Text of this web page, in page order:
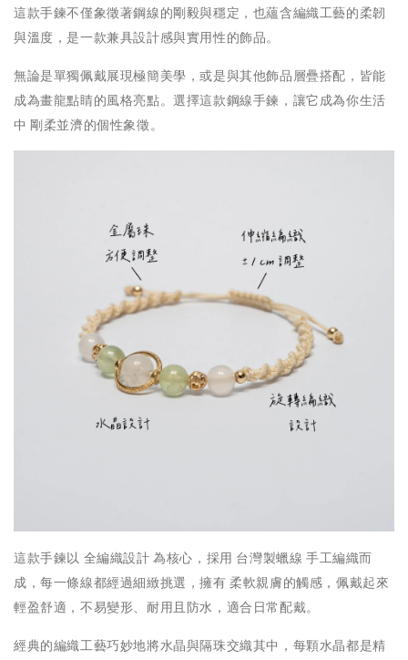
這款手鍊不僅象徵著鋼線的剛毅與穩定，也蘊含編織工藝的柔韌
與溫度，是一款兼具設計感與實用性的飾品。
無論是單獨佩戴展現極簡美學，或是與其他飾品層疊搭配，皆能
成為畫龍點睛的風格亮點。選擇這款鋼線手鍊，讓它成為你生活
中 剛柔並濟的個性象徵。
這款手鍊以 全編織設計 為核心，採用 台灣製蠟線 手工編織而
成，每一條線都經過細緻挑選，擁有 柔軟親膚的觸感，佩戴起來
輕盈舒適，不易變形、耐用且防水，適合日常配戴。
經典的編織工藝巧妙地將水晶與隔珠交織其中，每顆水晶都是精